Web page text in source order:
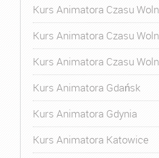
Kurs Animatora Czasu
Kurs Animatora Czasu
Kurs Animatora Czasu
Kurs Animatora Gdańsk
Kurs Animatora Gdynia
Kurs Animatora Katowice